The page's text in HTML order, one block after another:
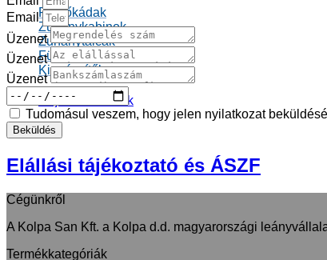
Fürdőkádak
Zuhanykabinok
Zuhanytálcák
Fürdőszobabútorok
Kiegészítők
Teljes kínálatunk
Email
Üzenet
Üzenet
Üzenet
Tudomásul veszem, hogy jelen nyilatkozat
Beküldés
Elállási tájékoztató és ÁSZF
Cégünkről
A Kolpa San Kft. a Kolpa d.d. magyarországi
Termékkategóriák